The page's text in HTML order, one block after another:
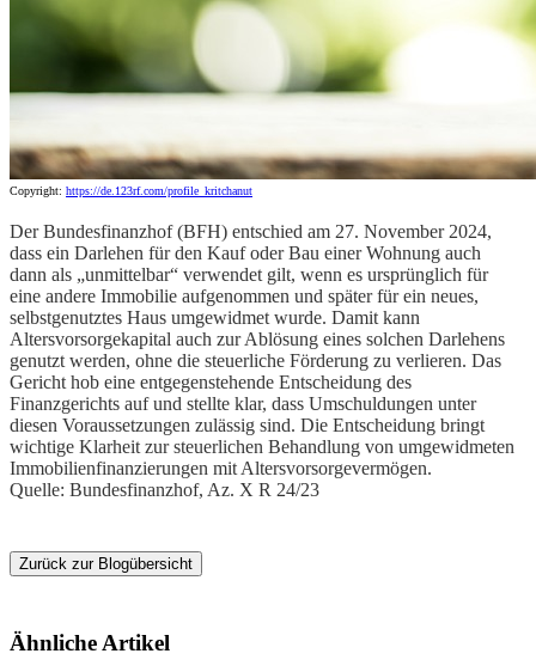
Copyright: https://de.123rf.com/profile_kritchanut
Der Bundesfinanzhof (BFH) entschied am 27. November 2024,
dass ein Darlehen für den Kauf oder Bau einer Wohnung auch
dann als „unmittelbar“ verwendet gilt, wenn es ursprünglich für
eine andere Immobilie aufgenommen und später für ein neues,
selbstgenutztes Haus umgewidmet wurde. Damit kann
Altersvorsorgekapital auch zur Ablösung eines solchen Darlehens
genutzt werden, ohne die steuerliche Förderung zu verlieren. Das
Gericht hob eine entgegenstehende Entscheidung des
Finanzgerichts auf und stellte klar, dass Umschuldungen unter
diesen Voraussetzungen zulässig sind. Die Entscheidung bringt
wichtige Klarheit zur steuerlichen Behandlung von umgewidmeten
Immobilienfinanzierungen mit Altersvorsorgevermögen.
Quelle: Bundesfinanzhof, Az. X R 24/23
Zurück zur Blogübersicht
Ähnliche Artikel